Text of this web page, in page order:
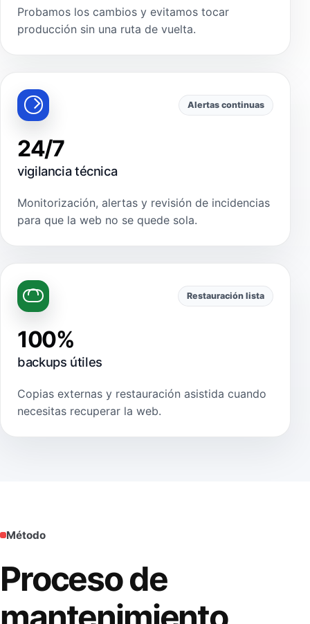
Probamos los cambios y evitamos tocar
producción sin una ruta de vuelta.
Alertas continuas
24/7
vigilancia técnica
Monitorización, alertas y revisión de incidencias
para que la web no se quede sola.
Restauración lista
100%
backups útiles
Copias externas y restauración asistida cuando
necesitas recuperar la web.
Método
Proceso de